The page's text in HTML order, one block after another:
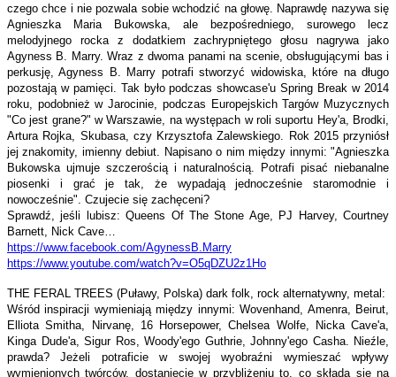
czego chce i nie pozwala sobie wchodzić na głowę. Naprawdę nazywa się
Agnieszka Maria Bukowska, ale bezpośredniego, surowego lecz
melodyjnego rocka z dodatkiem zachrypniętego głosu nagrywa jako
Agyness B. Marry. Wraz z dwoma panami na scenie, obsługującymi bas i
perkusję, Agyness B. Marry potrafi stworzyć widowiska, które na długo
pozostają w pamięci. Tak było podczas showcase'u Spring Break w 2014
roku, podobnież w Jarocinie, podczas Europejskich Targów Muzycznych
"Co jest grane?" w Warszawie, na występach w roli suportu Hey'a, Brodki,
Artura Rojka, Skubasa, czy Krzysztofa Zalewskiego. Rok 2015 przyniósł
jej znakomity, imienny debiut. Napisano o nim między innymi: "Agnieszka
Bukowska ujmuje szczerością i naturalnością. Potrafi pisać niebanalne
piosenki i grać je tak, że wypadają jednocześnie staromodnie i
nowocześnie". Czujecie się zachęceni?
Sprawdź, jeśli lubisz: Queens Of The Stone Age, PJ Harvey, Courtney
Barnett, Nick Cave…
https://www.facebook.com/AgynessB.Marry
https://www.youtube.com/watch?v=O5qDZU2z1Ho
THE FERAL TREES (Puławy, Polska) dark folk, rock alternatywny, metal:
Wśród inspiracji wymieniają między innymi: Wovenhand, Amenra, Beirut,
Elliota Smitha, Nirvanę, 16 Horsepower, Chelsea Wolfe, Nicka Cave'a,
Kinga Dude'a, Sigur Ros, Woody'ego Guthrie, Johnny'ego Casha. Nieźle,
prawda? Jeżeli potraficie w swojej wyobraźni wymieszać wpływy
wymienionych twórców, dostaniecie w przybliżeniu to, co składa się na